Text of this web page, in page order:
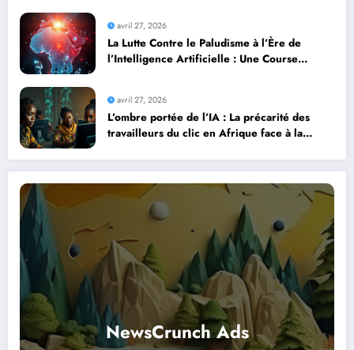
avril 27, 2026
La Lutte Contre le Paludisme à l’Ère de
l’Intelligence Artificielle : Une Course
avril 27, 2026
L’ombre portée de l’IA : La précarité des
travailleurs du clic en Afrique face à la
NewsCrunch Ads